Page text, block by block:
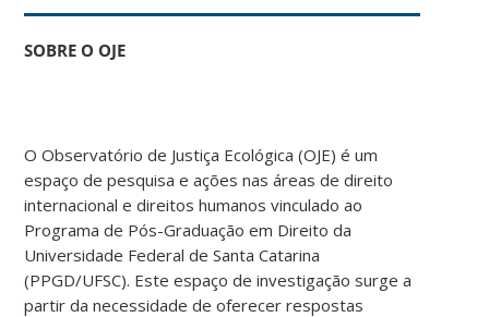
SOBRE O OJE
O Observatório de Justiça Ecológica (OJE) é um
espaço de pesquisa e ações nas áreas de direito
internacional e direitos humanos vinculado ao
Programa de Pós-Graduação em Direito da
Universidade Federal de Santa Catarina
(PPGD/UFSC). Este espaço de investigação surge a
partir da necessidade de oferecer respostas